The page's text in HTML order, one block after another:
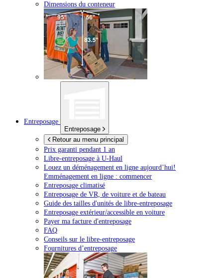
Dimensions du conteneur
Entreposage
Entreposage
Retour au menu principal
Prix garanti pendant 1 an
Libre-entreposage à U-Haul
Louez un déménagement en ligne aujourd’hui!
Emménagement en ligne : commencer
Entreposage climatisé
Entreposage de VR, de voiture et de bateau
Guide des tailles d'unités de libre-entreposage
Entreposage extérieur/accessible en voiture
Payer ma facture d'entreposage
FAQ
Conseils sur le libre-entreposage
Fournitures d’entreposage